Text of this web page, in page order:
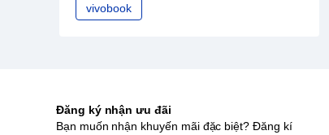
vivobook
Đăng ký nhận ưu đãi
Bạn muốn nhận khuyến mãi đặc biệt? Đăng kí